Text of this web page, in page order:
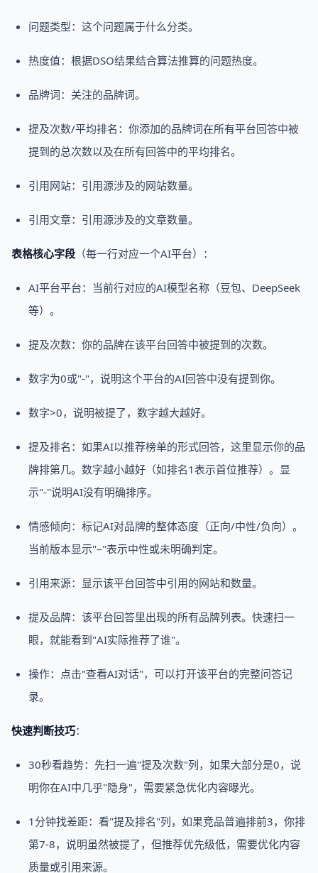
问题类型：这个问题属于什么分类。
热度值：根据DSO结果结合算法推算的问题热度。
品牌词：关注的品牌词。
提及次数/平均排名：你添加的品牌词在所有平台回答中被
提到的总次数以及在所有回答中的平均排名。
引用网站：引用源涉及的网站数量。
引用文章：引用源涉及的文章数量。
表格核心字段 （每一行对应一个AI平台）：
AI平台平台：当前行对应的AI模型名称（豆包、DeepSeek
等）。
提及次数：你的品牌在该平台回答中被提到的次数。
数字为0或"-"，说明这个平台的AI回答中没有提到你。
数字>0，说明被提了，数字越大越好。
提及排名：如果AI以推荐榜单的形式回答，这里显示你的品
牌排第几。数字越小越好（如排名1表示首位推荐）。显
示"-"说明AI没有明确排序。
情感倾向：标记AI对品牌的整体态度（正向/中性/负向）。
当前版本显示"–"表示中性或未明确判定。
引用来源：显示该平台回答中引用的网站和数量。
提及品牌：该平台回答里出现的所有品牌列表。快速扫一
眼，就能看到"AI实际推荐了谁"。
操作：点击"查看AI对话"，可以打开该平台的完整问答记
录。
快速判断技巧：
30秒看趋势：先扫一遍"提及次数"列，如果大部分是0，说
明你在AI中几乎"隐身"，需要紧急优化内容曝光。
1分钟找差距：看"提及排名"列，如果竞品普遍排前3，你排
第7-8，说明虽然被提了，但推荐优先级低，需要优化内容
质量或引用来源。